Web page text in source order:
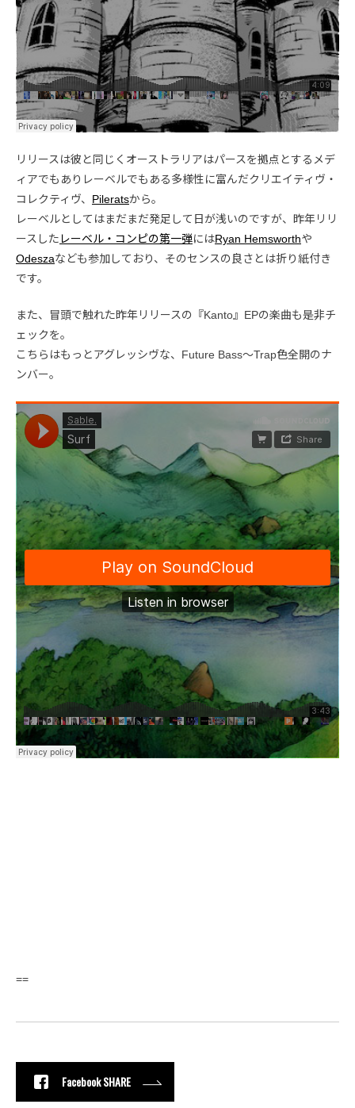
リリースは彼と同じくオーストラリアはパースを拠点とするメデ
ィアでもありレーベルでもある多様性に富んだクリエイティヴ・
コレクティヴ、 Pileratsから。
レーベルとしてはまだまだ発足して日が浅いのですが、昨年リリ
ースした レーベル・コンピの第一弾にはRyan Hemsworthや
Odeszaなども参加しており、そのセンスの良さとは折り紙付き
です。
また、冒頭で触れた昨年リリースの『Kanto』EPの楽曲も是非チ
ェックを。
こちらはもっとアグレッシヴな、Future Bass〜Trap色全開のナ
ンバー。
==
Facebook SHARE